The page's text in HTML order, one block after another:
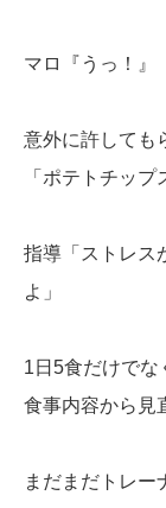
マロ『うっ！』
意外に許しても
「ポテトチップ
指導「ストレス
よ」
1日5食だけでな
食事内容から見
まだまだトレー